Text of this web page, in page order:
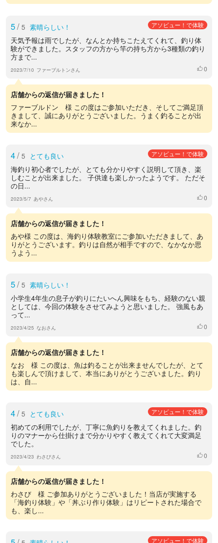
5/ 5 素晴らしい！ アソビュー！で体験
天気予報は雨でしたが、なんとか持ちこたえてくれて、釣り体
験ができました。スタッフの方から竿の持ち方から3種類の釣り
方まで...
2023/7/10 ファーブルトンさん いいね
0
店舗からの返信が届きました！
ファーブルドン 様 この度はご参加いただき、そしてご満足頂
きまして、誠にありがとうございました。うまく釣ることが出
来なか...
4/ 5 とても良い アソビュー！で体験
海釣り初心者でしたが、とても分かりやすく説明して頂き、楽
しむことが出来ました。 子供達も楽しかったようです。 ただそ
の日...
2023/5/7 あやさん いいね
0
店舗からの返信が届きました！
あや様 この度は、海釣り体験教室にご参加いただきまして、あ
りがとうございます。釣りは自然が相手ですので、なかなか思
うよう...
5/ 5 素晴らしい！
小学生4年生の息子が釣りにたいへん興味をもち、経験のない親
としては、今回の体験をさせてみようと思いました。 強風もあ
って...
2023/4/25 なおさん いいね
0
店舗からの返信が届きました！
なお 様 この度は、魚は釣ることが出来ませんでしたが、とて
も楽しんで頂けまして、本当にありがとうございました。釣り
は、自...
4/ 5 とても良い アソビュー！で体験
初めての利用でしたが、丁寧に魚釣りを教えてくれました。釣
りのマナーから仕掛けまで分かりやすく教えてくれて大変満足
でした。
2023/4/23 わさびさん いいね
0
店舗からの返信が届きました！
わさび 様 ご参加ありがとうございました！当店が実施する
「海釣り体験」や「丼ぶり作り体験」はリピートされた場合で
も、楽し...
アソビュー！で体験